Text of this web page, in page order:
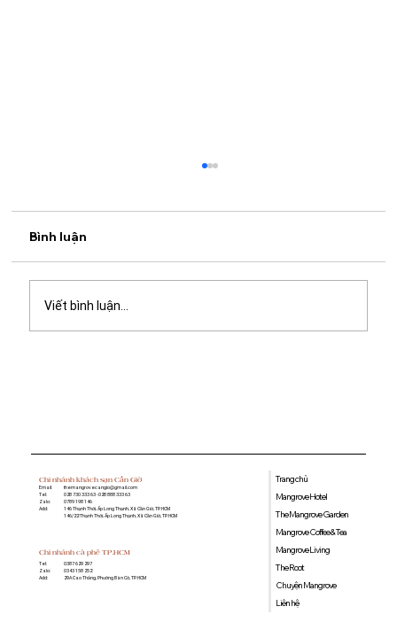
Bình luận
Viết bình luận...
Chi nhánh khách sạn Cần Giờ
Email:
Tel:
Zalo:
Add:
themangrovecangio@gmail.com
028 730 333 63 - 028 888 333 63
0789 198 146
146 Thạnh Thới, Ấp Long Thạnh, Xã Cần Giờ, TP. HCM
146/22 Thạnh Thới, Ấp Long Thạnh, Xã Cần Giờ, TP. HCM
Trang chủ
Mangrove Hotel
The Mangrove Garden
Mangrove Coffee & Tea
Mangrove Living
The Root
Chuyện Mangrove
Liên hệ
Chi nhánh cà phê TP.HCM
Tel:
Zalo:
Add:
0387 629 297
0343 158 252
29A Cao Thắng, Phường Bàn Cờ, TP. HCM